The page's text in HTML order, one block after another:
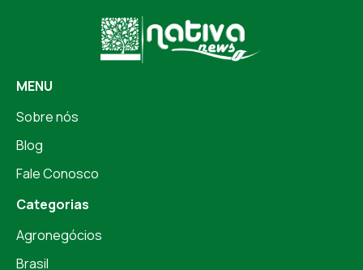
MENU
Sobre nós
Blog
Fale Conosco
Categorias
Agronegócios
Brasil